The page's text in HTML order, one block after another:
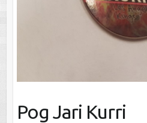
Pog Jari Kurri